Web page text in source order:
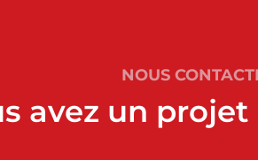
NOUS
avez un